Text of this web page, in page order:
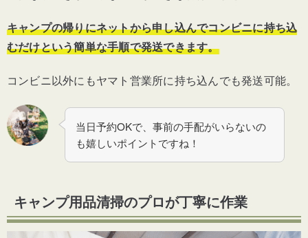
キャンプの帰りにネットから申し込んでコンビニに持ち込
むだけという簡単な手順で発送できます。
コンビニ以外にもヤマト営業所に持ち込んでも発送可能。
当日予約OKで、事前の手配がいらないの
も嬉しいポイントですね！
キャンプ用品清掃のプロが丁寧に作業